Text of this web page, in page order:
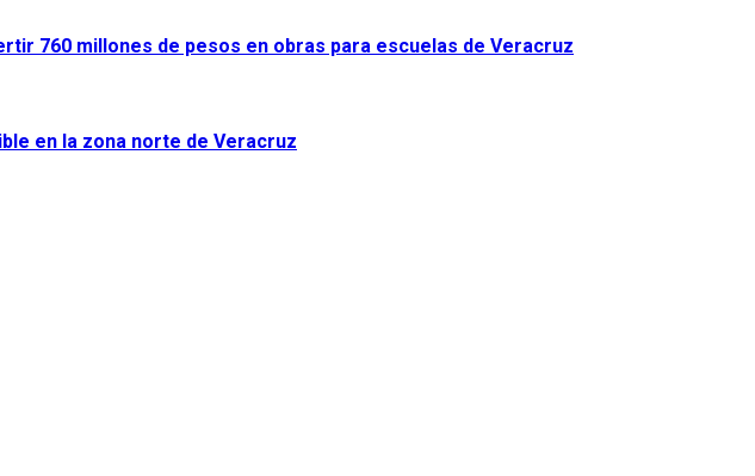
760 millones de pesos en obras para escuelas de Veracruz
en la zona norte de Veracruz